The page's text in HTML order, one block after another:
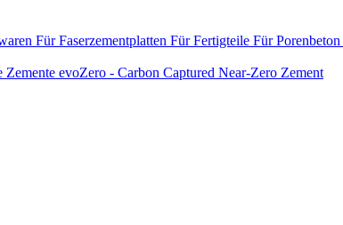
Für Faserzementplatten Für Fertigteile Für Porenbeton
Zemente evoZero - Carbon Captured Near-Zero Zement